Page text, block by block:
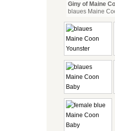
Giny of Maine
blaues Maine